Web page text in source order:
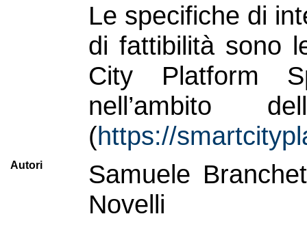
Le specifiche di
di fattibilità sono
City Platform
nell’ambito
(https://
Autori
Samuele
Novelli